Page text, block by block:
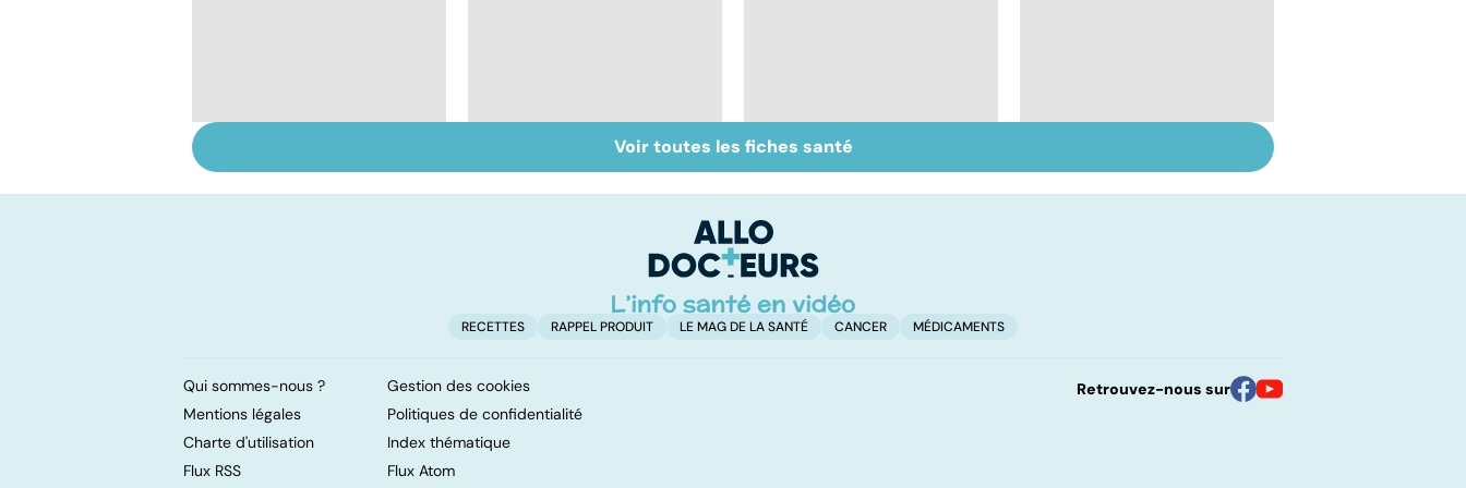
infections
Inflammation des
amygdales : que faire
Suicide : prévenir le
passage à l'acte
complexe
Voir toutes les fiches santé
RECETTES RAPPEL PRODUIT LE MAG DE LA SANTÉ CANCER MÉDICAMENTS
Qui sommes-nous ?
Gestion des cookies
Mentions légales
Politiques de confidentialité
Charte d'utilisation
Index thématique
Flux RSS
Flux Atom
Retrouvez-nous sur